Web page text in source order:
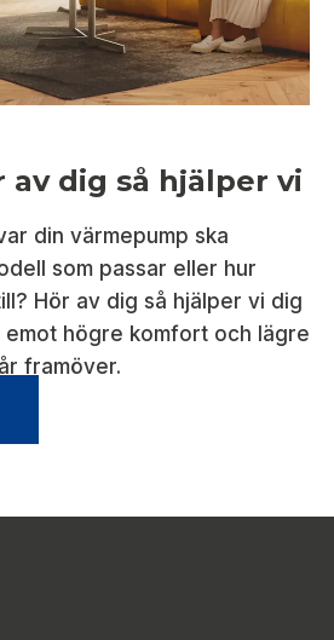
av dig så hjälper vi
din värmepump ska
som passar eller hur
Hör av dig så hjälper vi dig
emot högre komfort och lägre
framöver.